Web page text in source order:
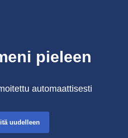
pieleen
automaattisesti
uudelleen